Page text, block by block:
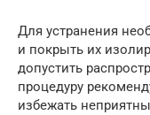
Для устранения
и покрыть их
допустить
процедуру
избежать